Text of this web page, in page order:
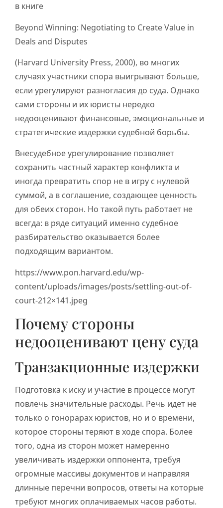
в книге
Beyond Winning: Negotiating to Create Value in
Deals and Disputes
(Harvard University Press, 2000), во многих
случаях участники спора выигрывают больше,
если урегулируют разногласия до суда. Однако
сами стороны и их юристы нередко
недооценивают финансовые, эмоциональные и
стратегические издержки судебной борьбы.
Внесудебное урегулирование позволяет
сохранить частный характер конфликта и
иногда превратить спор не в игру с нулевой
суммой, а в соглашение, создающее ценность
для обеих сторон. Но такой путь работает не
всегда: в ряде ситуаций именно судебное
разбирательство оказывается более
подходящим вариантом.
https://www.pon.harvard.edu/wp-
content/uploads/images/posts/settling-out-of-
court-212×141.jpeg
Почему стороны
недооценивают цену суда
Транзакционные издержки
Подготовка к иску и участие в процессе могут
повлечь значительные расходы. Речь идет не
только о гонорарах юристов, но и о времени,
которое стороны теряют в ходе спора. Более
того, одна из сторон может намеренно
увеличивать издержки оппонента, требуя
огромные массивы документов и направляя
длинные перечни вопросов, ответы на которые
требуют многих оплачиваемых часов работы.